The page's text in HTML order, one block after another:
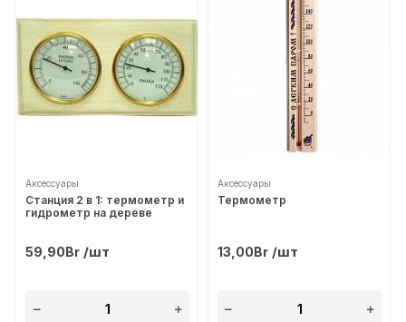
Аксессуары
Станция 2 в 1: термометр и
гидрометр на дереве
59,90Br /шт
Аксессуары
Термометр
13,00Br/шт